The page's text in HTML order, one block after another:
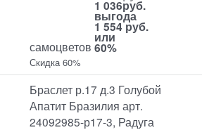
самоцветов
1 036руб.
выгода
1 554 руб.
или
60%
Скидка 60%
Браслет р.17 д.3 Голубой
Апатит Бразилия арт.
24092985-р17-3, Радуга